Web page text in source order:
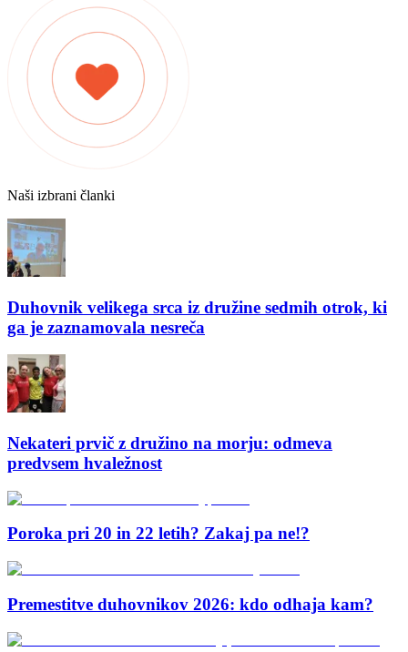
Naši izbrani članki
Duhovnik velikega srca iz družine sedmih otrok, ki
ga je zaznamovala nesreča
Nekateri prvič z družino na morju: odmeva
predvsem hvaležnost
Poroka pri 20 in 22 letih? Zakaj pa ne!?
Premestitve duhovnikov 2026: kdo odhaja kam?